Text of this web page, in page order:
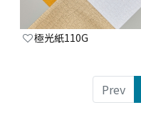
極光紙110G
Prev